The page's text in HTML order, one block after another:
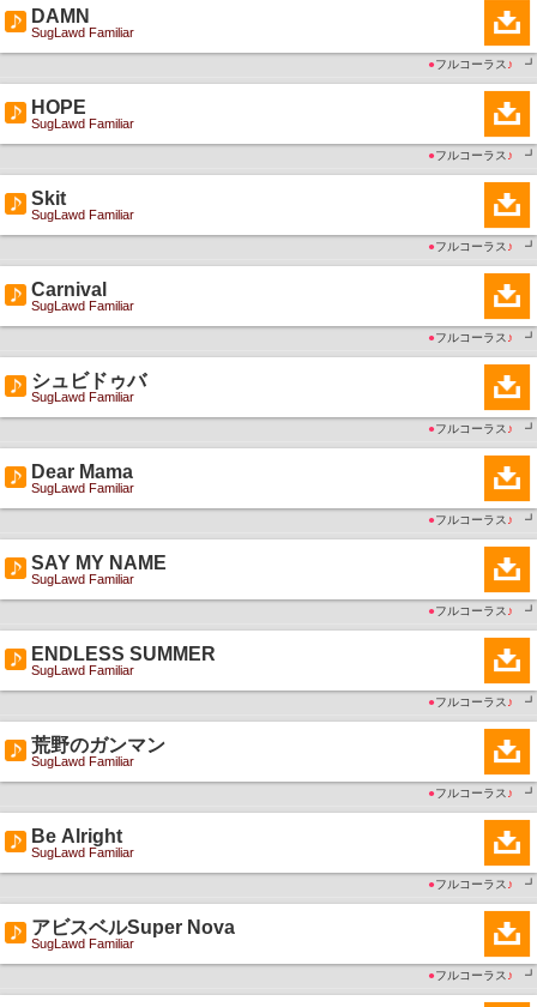
DAMN
SugLawd Familiar
●フルコーラス ♪ ┛
HOPE
SugLawd Familiar
●フルコーラス ♪ ┛
Skit
SugLawd Familiar
●フルコーラス ♪ ┛
Carnival
SugLawd Familiar
●フルコーラス ♪ ┛
シュビドゥバ
SugLawd Familiar
●フルコーラス ♪ ┛
Dear Mama
SugLawd Familiar
●フルコーラス ♪ ┛
SAY MY NAME
SugLawd Familiar
●フルコーラス ♪ ┛
ENDLESS SUMMER
SugLawd Familiar
●フルコーラス ♪ ┛
荒野のガンマン
SugLawd Familiar
●フルコーラス ♪ ┛
Be Alright
SugLawd Familiar
●フルコーラス ♪ ┛
アビスベルSuper Nova
SugLawd Familiar
●フルコーラス ♪ ┛